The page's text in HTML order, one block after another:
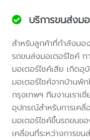
บริการขนส่งม
สำหรับลูกค้าที่กำลังมอ
รถขนส่งมอเตอร์ไซค์ ท
มอเตอร์ไซค์เสีย เกิด
มอเตอร์ไซค์จากบ้านพั
กรุงเทพฯ ทีมงานเราเ
อุปกรณ์สำหรับการเคลื่
มอเตอร์ไซค์ขึ้นรถขนข
เคลื่อนที่ระหว่างการข